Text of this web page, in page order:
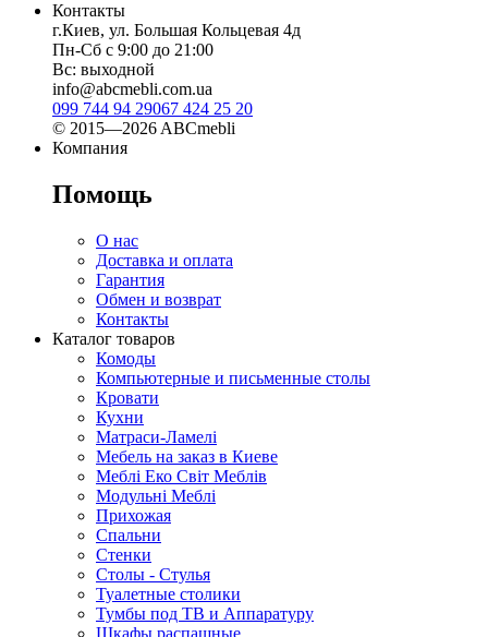
Контакты
г.Киев, ул. Большая Кольцевая 4д
Пн-Сб с 9:00 до 21:00
Вс: выходной
info@abcmebli.com.ua
099 744 94 29067 424 25 20
© 2015—2026 ABCmebli
Компания
Помощь
О нас
Доставка и оплата
Гарантия
Обмен и возврат
Контакты
Каталог товаров
Комоды
Компьютерные и письменные столы
Кровати
Кухни
Матраси-Ламелі
Мебель на заказ в Киеве
Меблі Еко Світ Меблів
Модульні Меблі
Прихожая
Спальни
Стенки
Столы - Стулья
Туалетные столики
Тумбы под ТВ и Аппаратуру